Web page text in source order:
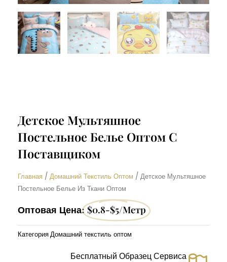
Детское Мультяшное
Постельное Белье Оптом С
Поставщиком
Главная / Домашний Текстиль Оптом / Детское Мультяшное
Постельное Белье Из Ткани Оптом
Оптовая Цена: $0.8-$5/метр
КатегорияДомашний текстиль оптом
Бесплатный Образец Сервиса